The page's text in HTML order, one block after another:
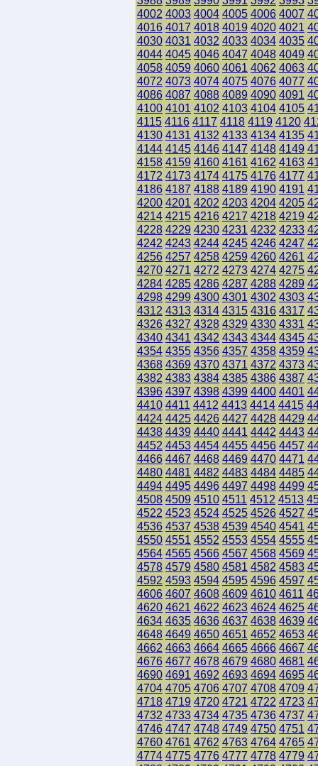
4002 4003 4004 4005 4006 4007
4016 4017 4018 4019 4020 4021
4030 4031 4032 4033 4034 4035
4044 4045 4046 4047 4048 4049
4058 4059 4060 4061 4062 4063
4072 4073 4074 4075 4076 4077
4086 4087 4088 4089 4090 4091
4100 4101 4102 4103 4104 4105
4115 4116 4117 4118 4119 4120
4130 4131 4132 4133 4134 4135
4144 4145 4146 4147 4148 4149
4158 4159 4160 4161 4162 4163
4172 4173 4174 4175 4176 4177
4186 4187 4188 4189 4190 4191
4200 4201 4202 4203 4204 4205
4214 4215 4216 4217 4218 4219
4228 4229 4230 4231 4232 4233
4242 4243 4244 4245 4246 4247
4256 4257 4258 4259 4260 4261
4270 4271 4272 4273 4274 4275
4284 4285 4286 4287 4288 4289
4298 4299 4300 4301 4302 4303
4312 4313 4314 4315 4316 4317
4326 4327 4328 4329 4330 4331
4340 4341 4342 4343 4344 4345
4354 4355 4356 4357 4358 4359
4368 4369 4370 4371 4372 4373
4382 4383 4384 4385 4386 4387
4396 4397 4398 4399 4400 4401
4410 4411 4412 4413 4414 4415
4424 4425 4426 4427 4428 4429
4438 4439 4440 4441 4442 4443
4452 4453 4454 4455 4456 4457
4466 4467 4468 4469 4470 4471
4480 4481 4482 4483 4484 4485
4494 4495 4496 4497 4498 4499
4508 4509 4510 4511 4512 4513
4522 4523 4524 4525 4526 4527
4536 4537 4538 4539 4540 4541
4550 4551 4552 4553 4554 4555
4564 4565 4566 4567 4568 4569
4578 4579 4580 4581 4582 4583
4592 4593 4594 4595 4596 4597
4606 4607 4608 4609 4610 4611
4620 4621 4622 4623 4624 4625
4634 4635 4636 4637 4638 4639
4648 4649 4650 4651 4652 4653
4662 4663 4664 4665 4666 4667
4676 4677 4678 4679 4680 4681
4690 4691 4692 4693 4694 4695
4704 4705 4706 4707 4708 4709
4718 4719 4720 4721 4722 4723
4732 4733 4734 4735 4736 4737
4746 4747 4748 4749 4750 4751
4760 4761 4762 4763 4764 4765
4774 4775 4776 4777 4778 4779